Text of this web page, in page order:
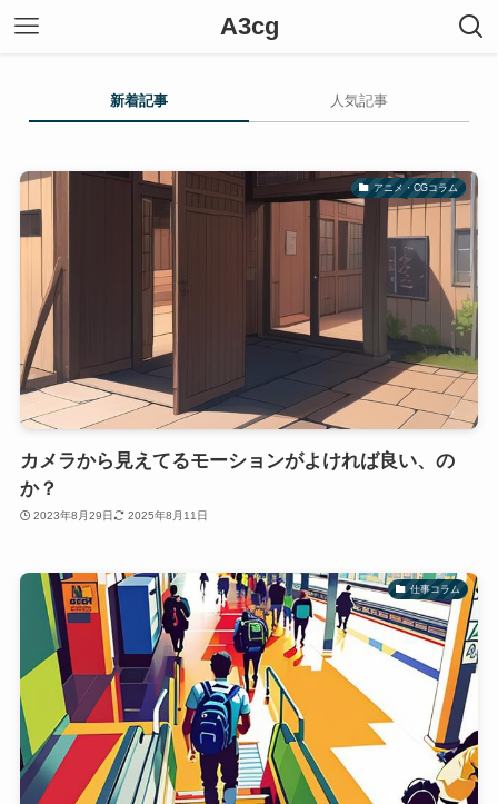
A3cg
新着記事 人気記事
アニメ・CGコラム
カメラから見えてるモーションがよければ良い、の
か？
2023年8月29日 2025年8月11日
仕事コラム